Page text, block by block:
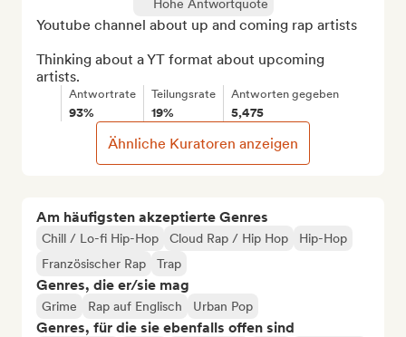
Am häufigsten akzeptierte Genres
Chill / Lo-fi Hip-Hop Cloud Rap / Hip Hop
Hip-Hop
Französischer Rap
Trap
Genres, die er/sie mag
Grime Rap auf Englisch Urban Pop
Genres, für die sie ebenfalls offen sind
Hohe Antwortquote
Youtube channel about up and coming rap artists
Thinking about a YT format about upcoming
artists.
Antwortrate
93%
Teilungsrate
19%
Antworten gegeben
5,475
Ähnliche Kuratoren anzeigen